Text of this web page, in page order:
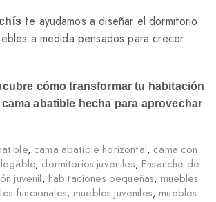
te ayudamos a diseñar el dormitorio
a medida pensados para crecer
cómo transformar tu habitación
abatible hecha para aprovechar
, cama abatible horizontal, cama con
, dormitorios juveniles, Ensanche de
juvenil, habitaciones pequeñas, muebles
funcionales, muebles juveniles, muebles